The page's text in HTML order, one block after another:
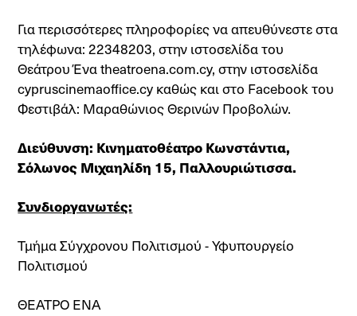
Για περισσότερες πληροφορίες να απευθύνεστε στα
τηλέφωνα: 22348203, στην ιστοσελίδα του
Θεάτρου Ένα theatroena.com.cy, στην ιστοσελίδα
cypruscinemaoffice.cy καθώς και στο Facebook του
Φεστιβάλ: Μαραθώνιος Θερινών Προβολών.
Διεύθυνση: Κινηματοθέατρο Κωνστάντια,
Σόλωνος Μιχαηλίδη 15, Παλλουριώτισσα.
Συνδιοργανωτές:
Τμήμα Σύγχρονου Πολιτισμού - Υφυπουργείο
Πολιτισμού
ΘΕΑΤΡΟ ΕΝΑ